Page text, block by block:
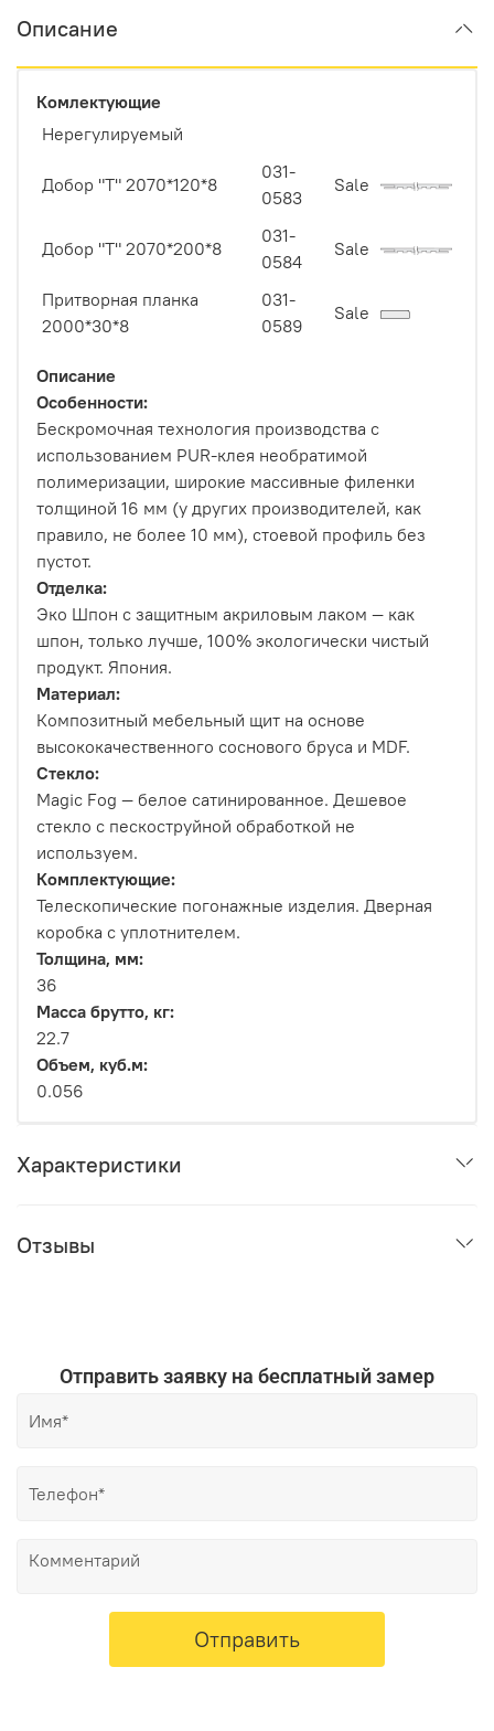
Описание
Комлектующие
Нерегулируемый
Добор "Т" 2070*120*8
031-
0583
Sale
Добор "Т" 2070*200*8
031-
0584
Sale
Притворная планка
2000*30*8
031-
0589
Sale
Описание
Особенности:
Бескромочная технология производства с
использованием PUR-клея необратимой
полимеризации, широкие массивные филенки
толщиной 16 мм (у других производителей, как
правило, не более 10 мм), стоевой профиль без
пустот.
Отделка:
Эко Шпон с защитным акриловым лаком — как
шпон, только лучше, 100% экологически чистый
продукт. Япония.
Материал:
Композитный мебельный щит на основе
высококачественного соснового бруса и MDF.
Стекло:
Magic Fog — белое сатинированное. Дешевое
стекло с пескоструйной обработкой не
используем.
Комплектующие:
Телескопические погонажные изделия. Дверная
коробка с уплотнителем.
Толщина, мм:
36
Масса брутто, кг:
22.7
Объем, куб.м:
0.056
Характеристики
Отзывы
Отправить заявку на бесплатный замер
Отправить